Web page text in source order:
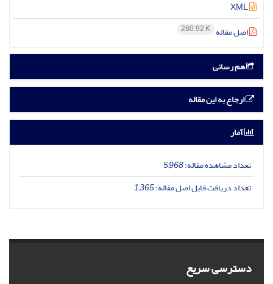
اصل مقاله 280.92 K
هم رسانی
ارجاع به این مقاله
آمار
تعداد مشاهده مقاله:5,968
تعداد دریافت فایل اصل مقاله:1,365
دسترسی سریع